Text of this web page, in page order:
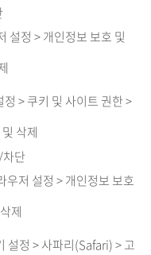
설정 > 개인정보 보호 및
> 쿠키 및 사이트 권한 >
삭제
단
저 설정 > 개인정보 보호
제
설정 > 사파리(Safari) > 고